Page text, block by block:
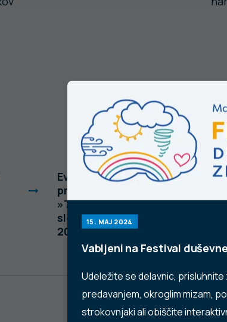
15. MAJ 2024
Vabljeni na Festival
Udeležite se delavnic, prisluhnite
predavanjem, okroglim mizam,
strokovnjaki ali obiščite
Evalvacija izvajanja
projekta
»Tradicionalni
slovenski zajtrk
2022